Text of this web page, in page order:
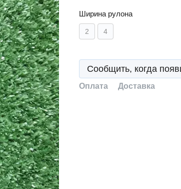
Ширина рулона
2 4
Сообщить, когда
Оплата Доставка